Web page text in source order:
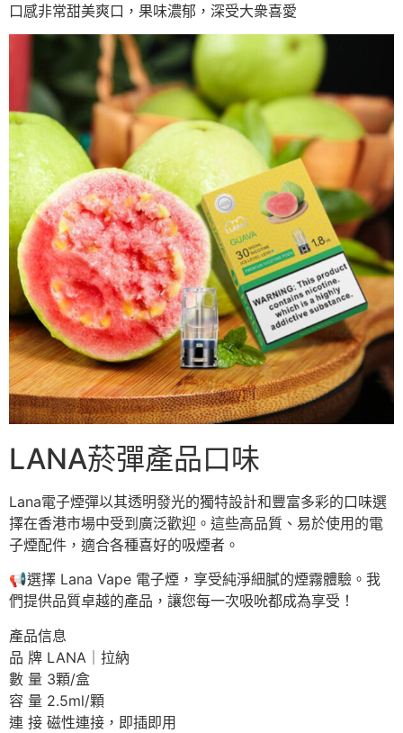
口感非常甜美爽口，果味濃郁，深受大衆喜愛
LANA菸彈產品口味
Lana電子煙彈以其透明發光的獨特設計和豐富多彩的口味選
擇在香港市場中受到廣泛歡迎。這些高品質、易於使用的電
子煙配件，適合各種喜好的吸煙者。
📢選擇 Lana Vape 電子煙，享受純淨細膩的煙霧體驗。我
們提供品質卓越的產品，讓您每一次吸吮都成為享受！
產品信息
品 牌 LANA｜拉納
數 量 3顆/盒
容 量 2.5ml/顆
連 接 磁性連接，即插即用